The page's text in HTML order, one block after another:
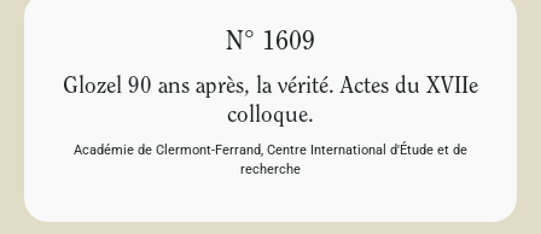
N° 1609
Glozel 90 ans après, la vérité. Actes du XVIIe
colloque.
Académie de Clermont-Ferrand, Centre International d'Étude et de
recherche